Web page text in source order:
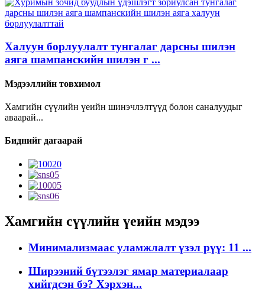
Халуун борлуулалт тунгалаг дарсны шилэн
аяга шампанскийн шилэн г ...
Мэдээллийн товхимол
Хамгийн сүүлийн үеийн шинэчлэлтүүд болон саналуудыг
аваарай...
Биднийг дагаарай
Хамгийн сүүлийн үеийн мэдээ
Минимализмаас уламжлалт үзэл рүү: 11 ...
Ширээний бүтээлэг ямар материалаар
хийгдсэн бэ? Хэрхэн...